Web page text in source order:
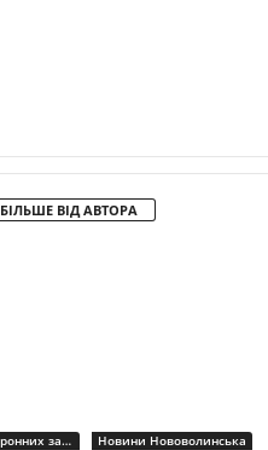
БІЛЬШЕ ВІД АВТОРА
Аналіз електронних закупівель Новини Нововолинська